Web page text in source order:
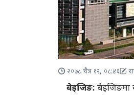
२०७८ चैत्र १२, ०८:४६
बेइजिङ: बेइजिङमा